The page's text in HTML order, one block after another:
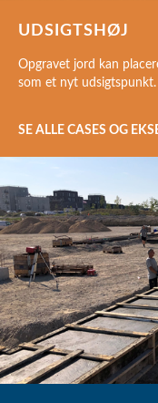
UDSIGTSHØJ
Opgravet jord kan
som et nyt udsigtspunkt.
SE ALLE CASES OG